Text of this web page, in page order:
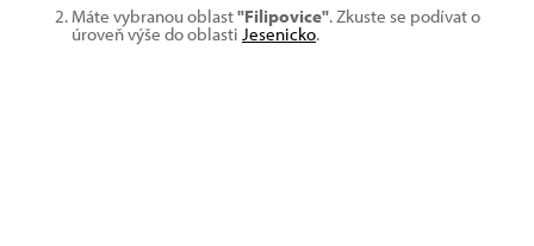
Máte vybranou oblast"Filipovice". Zkuste se podívat o
úroveň výše do oblasti Jesenicko.